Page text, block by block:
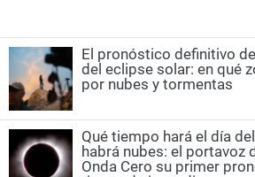
El pronóstico definitivo
del eclipse solar: en qué
por nubes y tormentas
Qué tiempo hará el día
habrá nubes: el portavoz
Onda Cero su primer